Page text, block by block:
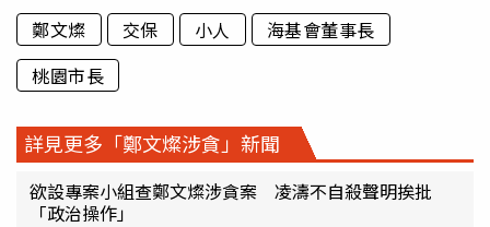
鄭文燦 交保 小人
海基會董事長
桃園市長
詳見更多「鄭文燦涉貪」新聞
欲設專案小組查鄭文燦涉貪案 凌濤不自殺聲明挨批
「政治操作」